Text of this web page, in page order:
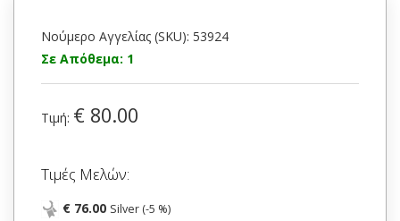
Νούμερο Αγγελίας (SKU): 53924
Σε Απόθεμα: 1
Τιμή: € 80.00
Τιμές Μελών:
€ 76.00 Silver (-5 %)